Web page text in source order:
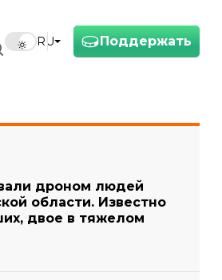
Поддержать
RU
дроном людей
области. Известно
двое в тяжелом